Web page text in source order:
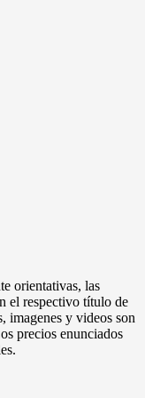
orientativas, las
el respectivo título de
imagenes y videos son
precios enunciados